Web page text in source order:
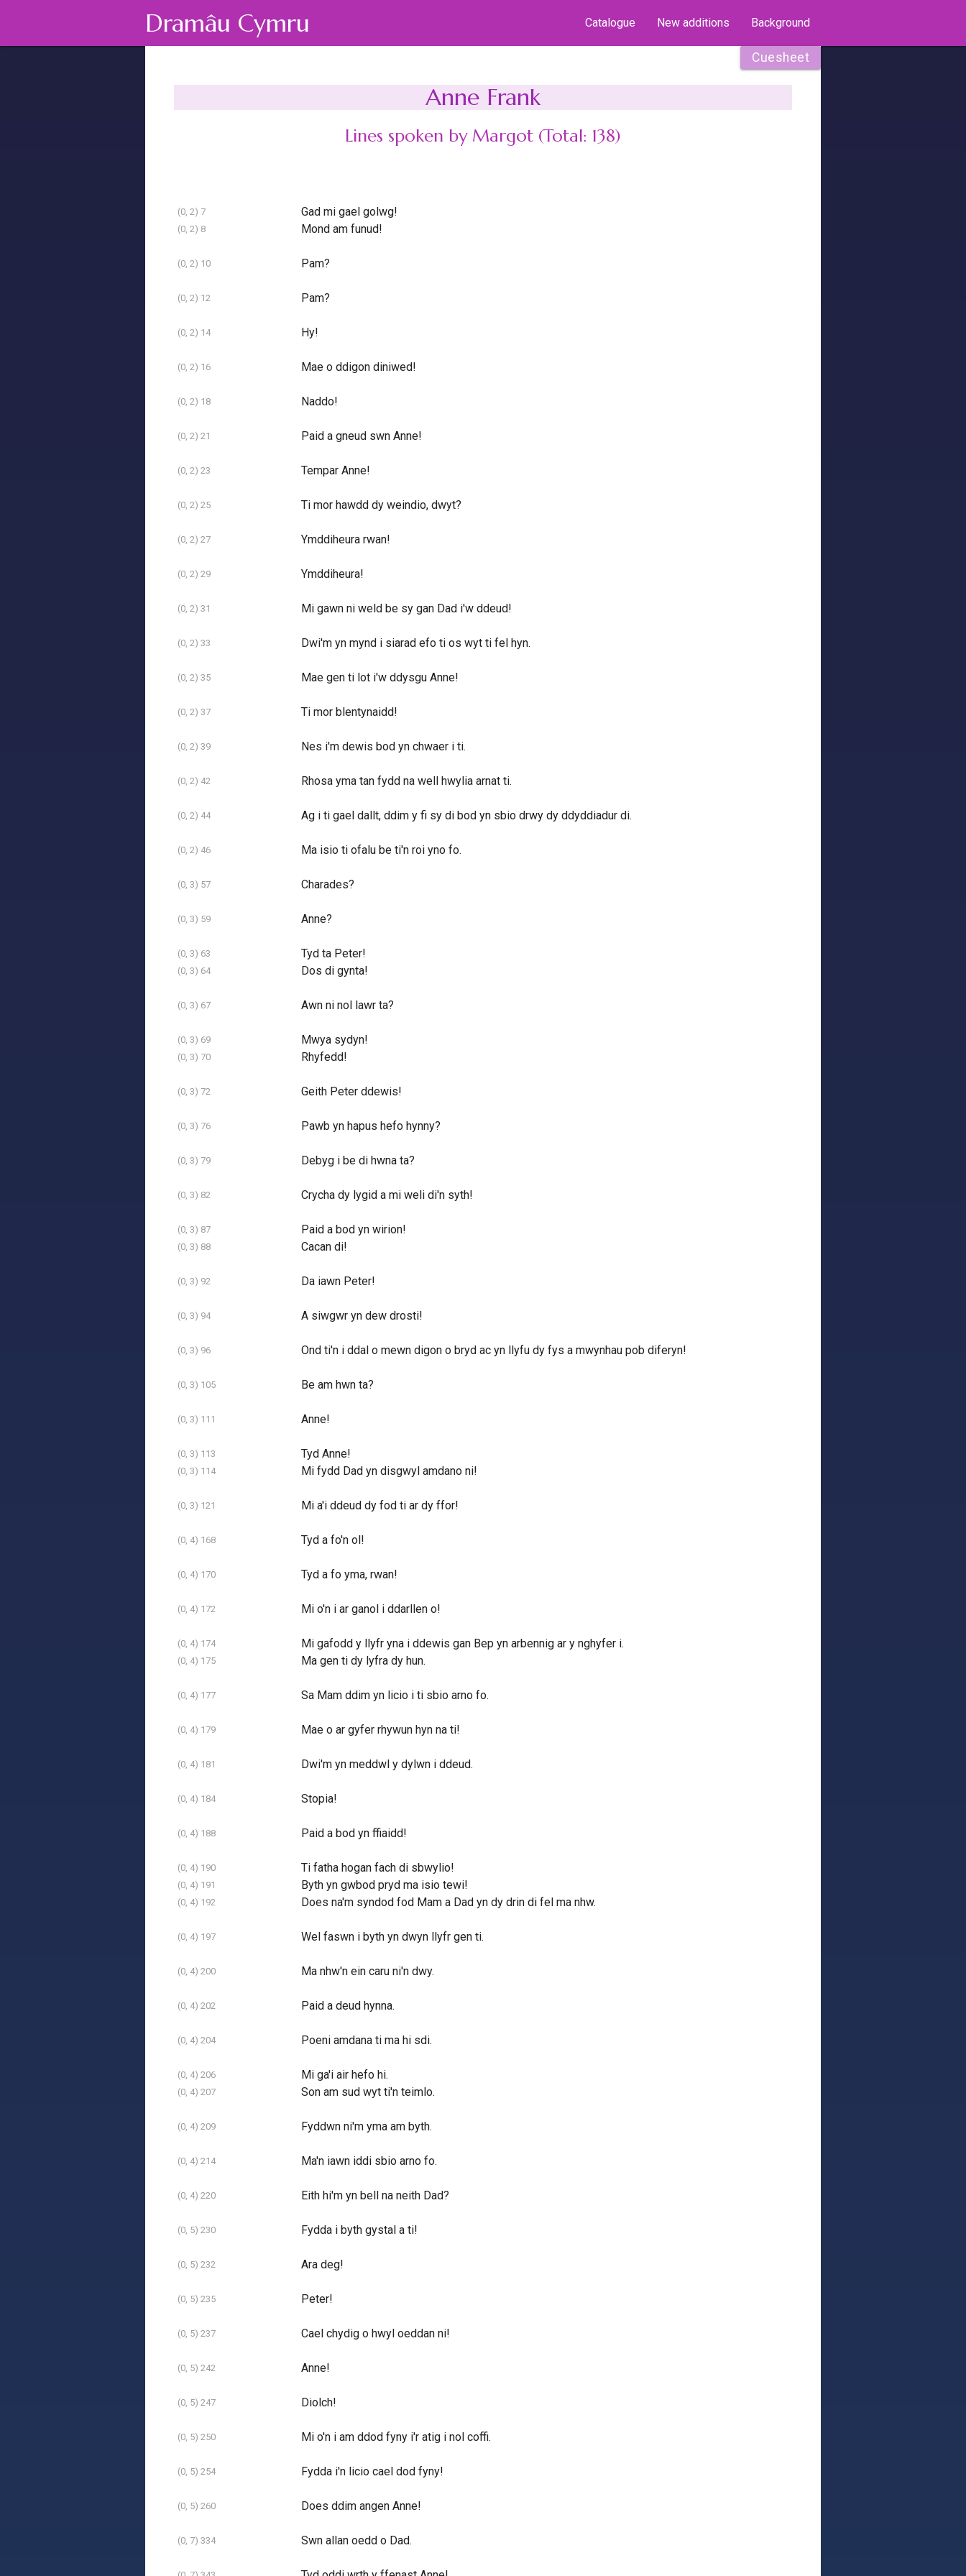
Dramâu Cymru Catalogue New additions Background
Cuesheet
Anne Frank
Lines spoken by Margot (Total: 138)
(0, 2) 7 Gad mi gael golwg!
(0, 2) 8 Mond am funud!
(0, 2) 10 Pam?
(0, 2) 12 Pam?
(0, 2) 14 Hy!
(0, 2) 16 Mae o ddigon diniwed!
(0, 2) 18 Naddo!
(0, 2) 21 Paid a gneud swn Anne!
(0, 2) 23 Tempar Anne!
(0, 2) 25 Ti mor hawdd dy weindio, dwyt?
(0, 2) 27 Ymddiheura rwan!
(0, 2) 29 Ymddiheura!
(0, 2) 31 Mi gawn ni weld be sy gan Dad i'w ddeud!
(0, 2) 33 Dwi'm yn mynd i siarad efo ti os wyt ti fel hyn.
(0, 2) 35 Mae gen ti lot i'w ddysgu Anne!
(0, 2) 37 Ti mor blentynaidd!
(0, 2) 39 Nes i'm dewis bod yn chwaer i ti.
(0, 2) 42 Rhosa yma tan fydd na well hwylia arnat ti.
(0, 2) 44 Ag i ti gael dallt, ddim y fi sy di bod yn sbio drwy dy ddyddiadur di.
(0, 2) 46 Ma isio ti ofalu be ti'n roi yno fo.
(0, 3) 57 Charades?
(0, 3) 59 Anne?
(0, 3) 63 Tyd ta Peter!
(0, 3) 64 Dos di gynta!
(0, 3) 67 Awn ni nol lawr ta?
(0, 3) 69 Mwya sydyn!
(0, 3) 70 Rhyfedd!
(0, 3) 72 Geith Peter ddewis!
(0, 3) 76 Pawb yn hapus hefo hynny?
(0, 3) 79 Debyg i be di hwna ta?
(0, 3) 82 Crycha dy lygid a mi weli di'n syth!
(0, 3) 87 Paid a bod yn wirion!
(0, 3) 88 Cacan di!
(0, 3) 92 Da iawn Peter!
(0, 3) 94 A siwgwr yn dew drosti!
(0, 3) 96 Ond ti'n i ddal o mewn digon o bryd ac yn llyfu dy fys a mwynhau pob diferyn!
(0, 3) 105 Be am hwn ta?
(0, 3) 111 Anne!
(0, 3) 113 Tyd Anne!
(0, 3) 114 Mi fydd Dad yn disgwyl amdano ni!
(0, 3) 121 Mi a'i ddeud dy fod ti ar dy ffor!
(0, 4) 168 Tyd a fo'n ol!
(0, 4) 170 Tyd a fo yma, rwan!
(0, 4) 172 Mi o'n i ar ganol i ddarllen o!
(0, 4) 174 Mi gafodd y llyfr yna i ddewis gan Bep yn arbennig ar y nghyfer i.
(0, 4) 175 Ma gen ti dy lyfra dy hun.
(0, 4) 177 Sa Mam ddim yn licio i ti sbio arno fo.
(0, 4) 179 Mae o ar gyfer rhywun hyn na ti!
(0, 4) 181 Dwi'm yn meddwl y dylwn i ddeud.
(0, 4) 184 Stopia!
(0, 4) 188 Paid a bod yn ffiaidd!
(0, 4) 190 Ti fatha hogan fach di sbwylio!
(0, 4) 191 Byth yn gwbod pryd ma isio tewi!
(0, 4) 192 Does na'm syndod fod Mam a Dad yn dy drin di fel ma nhw.
(0, 4) 197 Wel faswn i byth yn dwyn llyfr gen ti.
(0, 4) 200 Ma nhw'n ein caru ni'n dwy.
(0, 4) 202 Paid a deud hynna.
(0, 4) 204 Poeni amdana ti ma hi sdi.
(0, 4) 206 Mi ga'i air hefo hi.
(0, 4) 207 Son am sud wyt ti'n teimlo.
(0, 4) 209 Fyddwn ni'm yma am byth.
(0, 4) 214 Ma'n iawn iddi sbio arno fo.
(0, 4) 220 Eith hi'm yn bell na neith Dad?
(0, 5) 230 Fydda i byth gystal a ti!
(0, 5) 232 Ara deg!
(0, 5) 235 Peter!
(0, 5) 237 Cael chydig o hwyl oeddan ni!
(0, 5) 242 Anne!
(0, 5) 247 Diolch!
(0, 5) 250 Mi o'n i am ddod fyny i'r atig i nol coffi.
(0, 5) 254 Fydda i'n licio cael dod fyny!
(0, 5) 260 Does ddim angen Anne!
(0, 7) 334 Swn allan oedd o Dad.